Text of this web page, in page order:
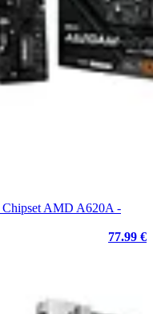
AMD A620A -
77.99 €